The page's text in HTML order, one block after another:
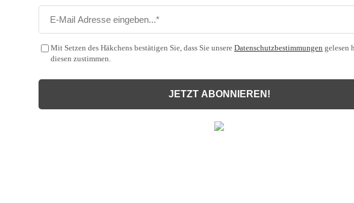
Mit Setzen des Häkchens bestätigen Sie, dass Sie unsere Datenschutzbestimmungen gelesen
diesen zustimmen.
JETZT ABONNIEREN!